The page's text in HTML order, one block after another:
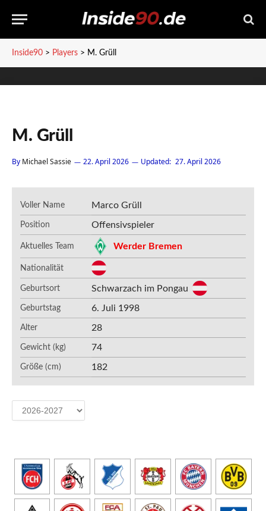
Inside90 > Players > M. Grüll
M. Grüll
By Michael Sassie 22. April 2026 Updated: 27. April 2026
Voller Name Marco Grüll
Position Offensivspieler
Aktuelles Team Werder Bremen
Nationalität
Geburtsort Schwarzach im Pongau
Geburtstag 6. Juli 1998
Alter 28
Gewicht (kg) 74
Größe (cm) 182